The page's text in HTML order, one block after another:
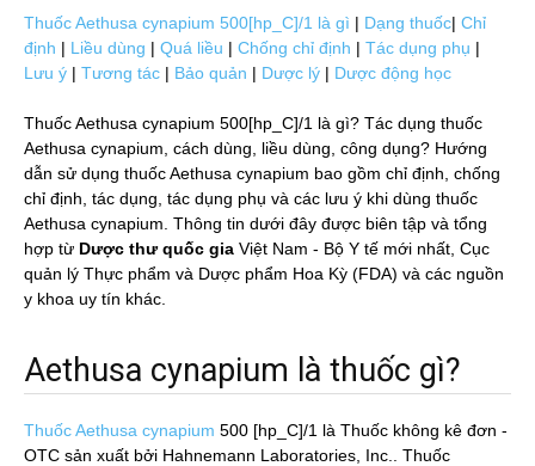
Thuốc Aethusa cynapium 500[hp_C]/1 là gì | Dạng thuốc| Chỉ
định | Liều dùng | Quá liều | Chống chỉ định | Tác dụng phụ |
Lưu ý | Tương tác | Bảo quản | Dược lý | Dược động học
Thuốc Aethusa cynapium 500[hp_C]/1 là gì? Tác dụng thuốc
Aethusa cynapium, cách dùng, liều dùng, công dụng? Hướng
dẫn sử dụng thuốc Aethusa cynapium bao gồm chỉ định, chống
chỉ định, tác dụng, tác dụng phụ và các lưu ý khi dùng thuốc
Aethusa cynapium. Thông tin dưới đây được biên tập và tổng
hợp từ Dược thư quốc gia Việt Nam - Bộ Y tế mới nhất, Cục
quản lý Thực phẩm và Dược phẩm Hoa Kỳ (FDA) và các nguồn
y khoa uy tín khác.
Aethusa cynapium là thuốc gì?
Thuốc Aethusa cynapium 500 [hp_C]/1 là Thuốc không kê đơn -
OTC sản xuất bởi Hahnemann Laboratories, Inc.. Thuốc